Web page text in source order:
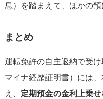
息）を踏まえて、ほかの預
まとめ
運転免許の自主返納で受
マイナ経歴証明書）には
え、 定期預金の金利上乗